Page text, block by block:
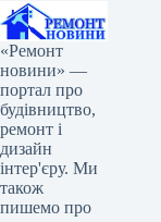
«Ремонт
новини» —
портал про
будівництво,
ремонт і
дизайн
інтер'єру. Ми
також
пишемо про